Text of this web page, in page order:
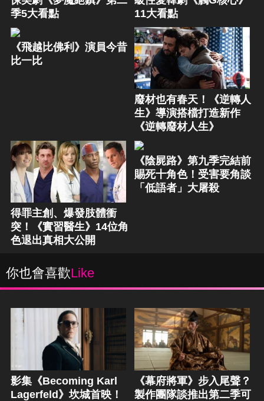
季5大看點
11大看點
《飛越比佛利》演員今昔
比一比
廢材也有春天！《逆轉人
生》導演搭檔打造新作
《逆轉廢材人生》
得罪主創、爆發肢體衝
突！《實習醫生》14位角
色退出真相大公開
《陰屍路》第九季完結前
賜死十角色！受害要角談
「低語者」大屠殺
你也會喜歡Like
影集《Becoming Karl
Lagerfeld》坎城首映！
《幕府將軍》步入尾聲？
製作團隊談推出第二季可